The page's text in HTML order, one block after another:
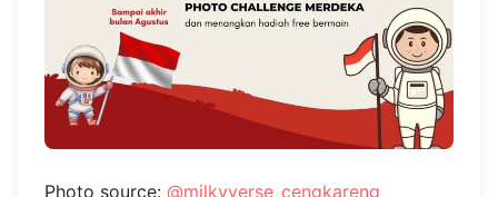
Photo source: @milkyverse_cengkareng